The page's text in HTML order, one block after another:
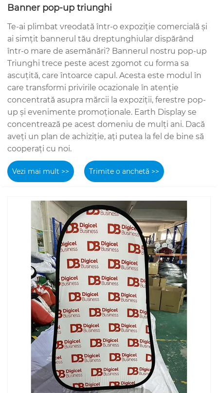
Banner pop-up triunghi
Te-ai plimbat vreodată într-o expoziție comercială și
ai simțit bannerul tău dreptunghiular dispărând
într-o mare de asemănări? Bannerul nostru pop-up
Triunghi trece peste acest zgomot cu forma sa
ascuțită, care întoarce capul. Acesta este modul în
care transformi privirile ocazionale în atenție
concentrată asupra mărcii la expoziții, ferestre pop-
up și evenimente promoționale. Earth Display se
concentrează pe acest domeniu de mulți ani. Dacă
aveți un plan de achiziție, ați putea la fel de bine să
cooperați cu noi.
Vezi mai mult >> Trimite o anchetă >>